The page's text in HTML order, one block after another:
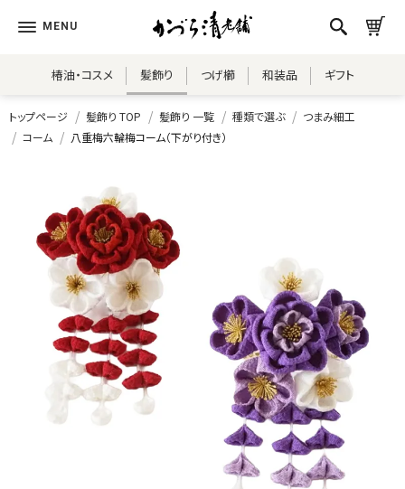
椿油・コスメ 髪飾り つげ櫛 和装品 ギフト
トップページ 髪飾り TOP 髪飾り 一覧 種類で選ぶ
つまみ細工
コーム
八重梅六輪梅コーム（下がり付き）